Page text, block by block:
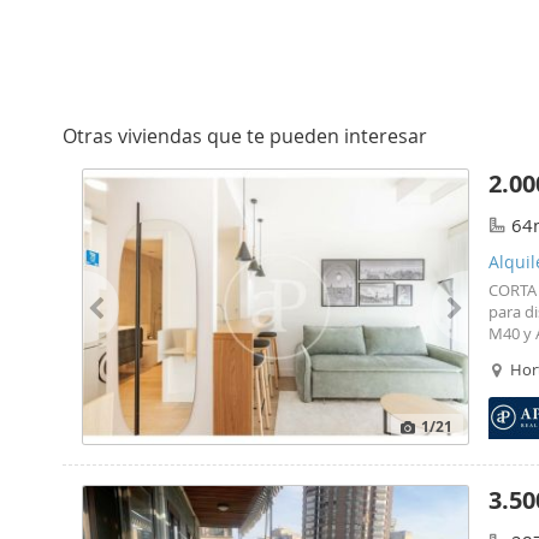
Otras viviendas que te pueden interesar
1/21
para
M40 y
frío/